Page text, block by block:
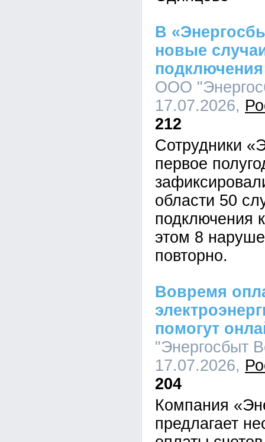
В
новые
ООО
17.07.2026,
212
Сотрудники
первое
области 50
подключения
этом 8
повторно.
Вовремя
помогут
"Энергосбыт
17.07.2026,
204
Компания
предлагает